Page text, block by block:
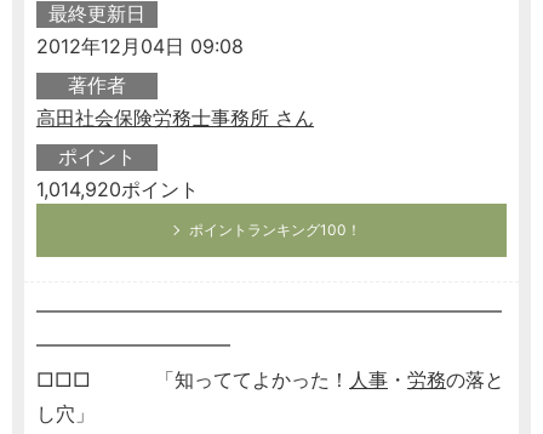
最終更新日
2012年12月04日 09:08
著作者
高田社会保険労務士事務所 さん
ポイント
1,014,920ポイント
ポイントランキング100！
━━━━━━━━━━━━━━━━━━━━━━━━
━━━━━━━━━━
□□□ 「知っててよかった！ 人事 ・ 労務の落と
し穴」